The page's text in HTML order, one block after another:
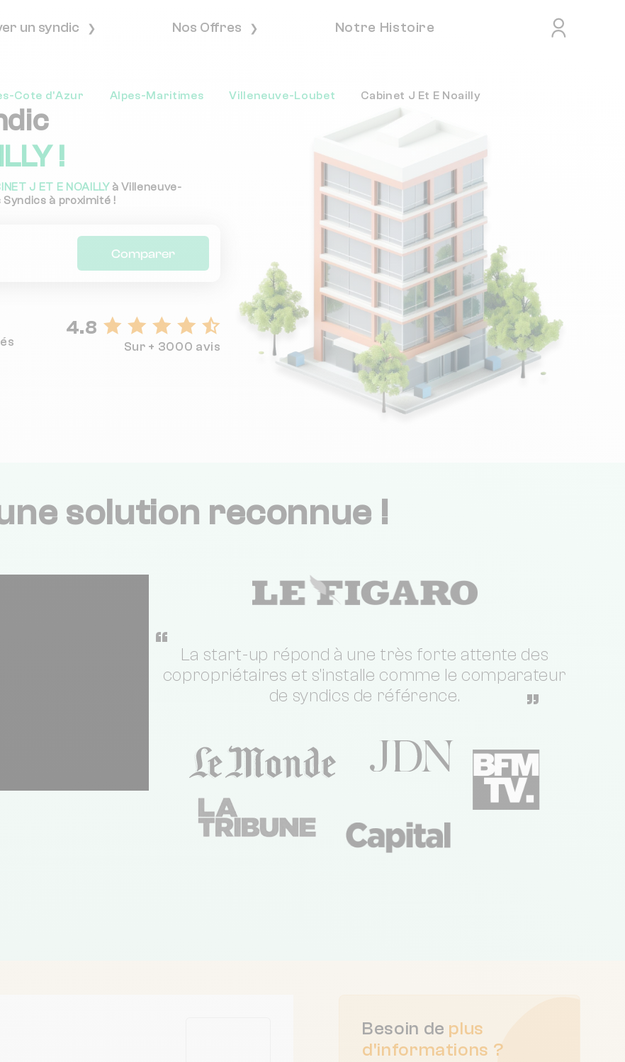
un syndic Nos Offres Notre Histoire
Cote d'Azur Alpes-Maritimes Villeneuve-Loubet Cabinet J Et E Noailly
!
J ET E NOAILLYà Villeneuve-
à proximité !
Comparer
4.8
Sur + 3000 avis
solution reconnue !
“
La start-up répond à une très forte attente des
copropriétaires et s'installe comme le comparateur
de syndics de référence.
”
Besoin de plus
d'informations ?